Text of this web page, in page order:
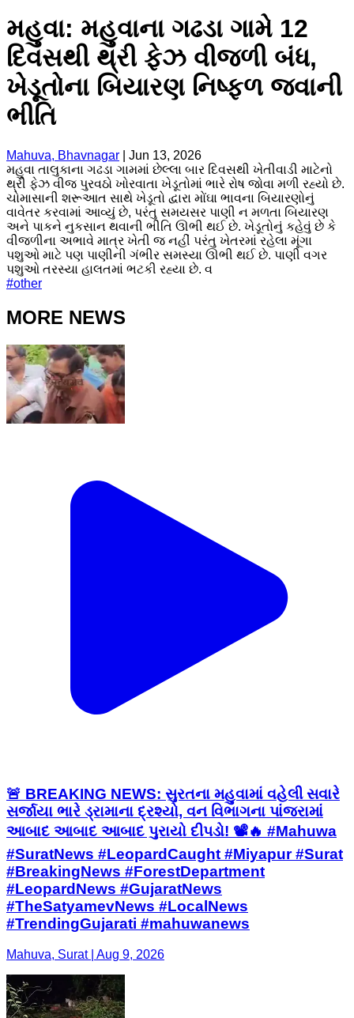
મહુવા: મહુવાના ગઢડા ગામે 12
દિવસથી થ્રી ફેઝ વીજળી બંધ,
ખેડૂતોના બિયારણ નિષ્ફળ જવાની
ભીતિ
Mahuva, Bhavnagar
Jun 13, 2026
મહુવા તાલુકાના ગઢડા ગામમાં છેલ્લા બાર દિવસથી ખેતીવાડી માટેનો
થ્રી ફેઝ વીજ પુરવઠો ખોરવાતા ખેડૂતોમાં ભારે રોષ જોવા મળી રહ્યો છે.
ચોમાસાની શરૂઆત સાથે ખેડૂતો દ્વારા મોંઘા ભાવના બિયારણોનું
વાવેતર કરવામાં આવ્યું છે, પરંતુ સમયસર પાણી ન મળતા બિયારણ
અને પાકને નુકસાન થવાની ભીતિ ઊભી થઈ છે. ખેડૂતોનું કહેવું છે કે
વીજળીના અભાવે માત્ર ખેતી જ નહીં પરંતુ ખેતરમાં રહેલા મૂંગા
પશુઓ માટે પણ પાણીની ગંભીર સમસ્યા ઊભી થઈ છે. પાણી વગર
પશુઓ તરસ્યા હાલતમાં ભટકી રહ્યા છે. વ
#other
MORE NEWS
🚨 BREAKING NEWS: સુરતના મહુવામાં વહેલી સવારે
સર્જાયા ભારે ડ્રામાના દ્રશ્યો, વન વિભાગના પાંજરામાં
આબાદ આબાદ આબાદ પુરાયો દીપડો! 📽️🔥 #Mahuwa
#SuratNews #LeopardCaught #Miyapur #Surat
#BreakingNews #ForestDepartment
#LeopardNews #GujaratNews
#TheSatyamevNews #LocalNews
#TrendingGujarati #mahuwanews
Mahuva, Surat | Aug 9, 2026